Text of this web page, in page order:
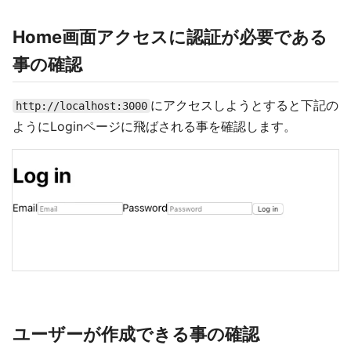
Home画面アクセスに認証が必要である
事の確認
http://localhost:3000 にアクセスしようとすると下記の
ようにLoginページに飛ばされる事を確認します。
ユーザーが作成できる事の確認